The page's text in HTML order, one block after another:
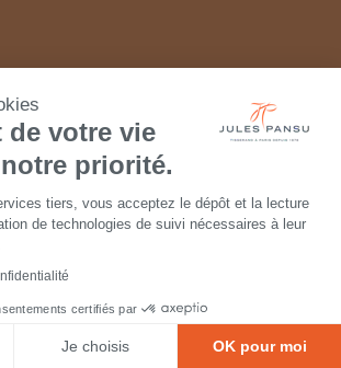
de votre vie
priorité.
tiers, vous acceptez le dépôt et la lecture
de technologies de suivi nécessaires à leur
certifiés par
Je choisis OK pour moi